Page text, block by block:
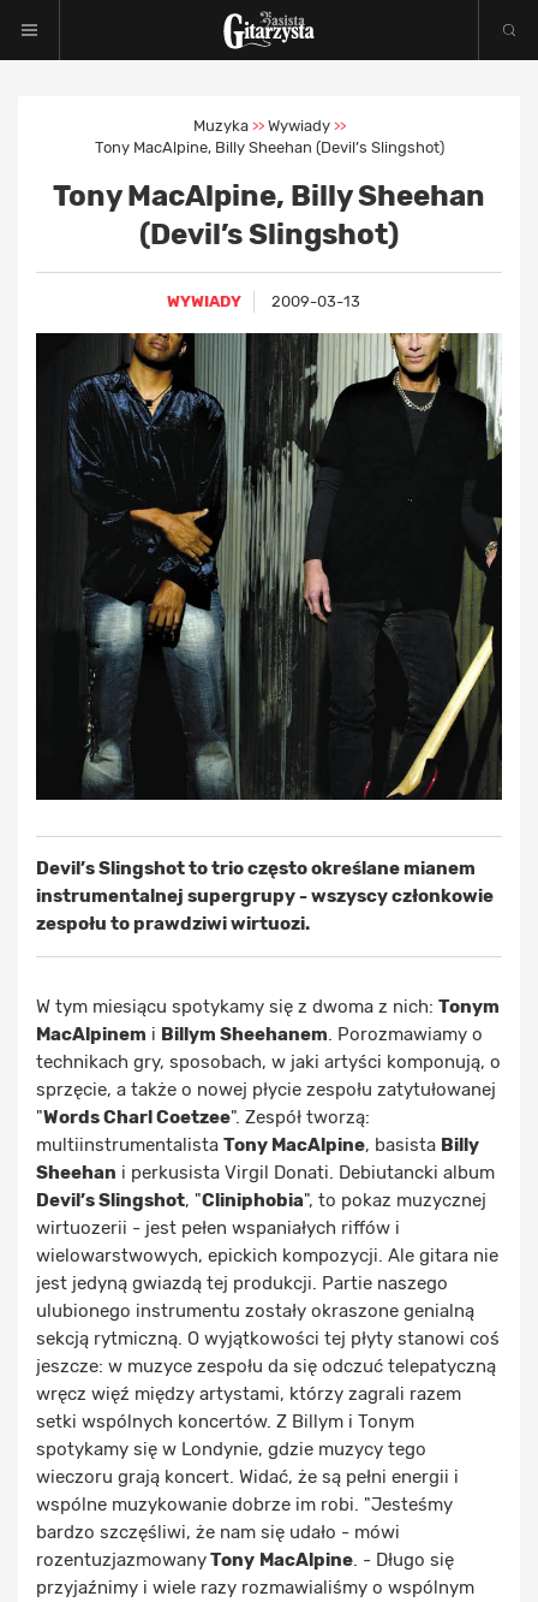
Muzyka >> Wywiady >>
Tony MacAlpine, Billy Sheehan (Devil’s Slingshot)
Tony MacAlpine, Billy Sheehan
(Devil’s Slingshot)
WYWIADY 2009-03-13
Devil’s Slingshot to trio często określane mianem
instrumentalnej supergrupy - wszyscy członkowie
zespołu to prawdziwi wirtuozi.
W tym miesiącu spotykamy się z dwoma z nich: Tonym
MacAlpinem i Billym Sheehanem. Porozmawiamy o
technikach gry, sposobach, w jaki artyści komponują, o
sprzęcie, a także o nowej płycie zespołu zatytułowanej
"Words Charl Coetzee". Zespół tworzą:
multiinstrumentalista Tony MacAlpine, basista Billy
Sheehan i perkusista Virgil Donati. Debiutancki album
Devil’s Slingshot, "Cliniphobia", to pokaz muzycznej
wirtuozerii - jest pełen wspaniałych riffów i
wielowarstwowych, epickich kompozycji. Ale gitara nie
jest jedyną gwiazdą tej produkcji. Partie naszego
ulubionego instrumentu zostały okraszone genialną
sekcją rytmiczną. O wyjątkowości tej płyty stanowi coś
jeszcze: w muzyce zespołu da się odczuć telepatyczną
wręcz więź między artystami, którzy zagrali razem
setki wspólnych koncertów. Z Billym i Tonym
spotykamy się w Londynie, gdzie muzycy tego
wieczoru grają koncert. Widać, że są pełni energii i
wspólne muzykowanie dobrze im robi. "Jesteśmy
bardzo szczęśliwi, że nam się udało - mówi
rozentuzjazmowanyTony MacAlpine. - Długo się
przyjaźnimy i wiele razy rozmawialiśmy o wspólnym